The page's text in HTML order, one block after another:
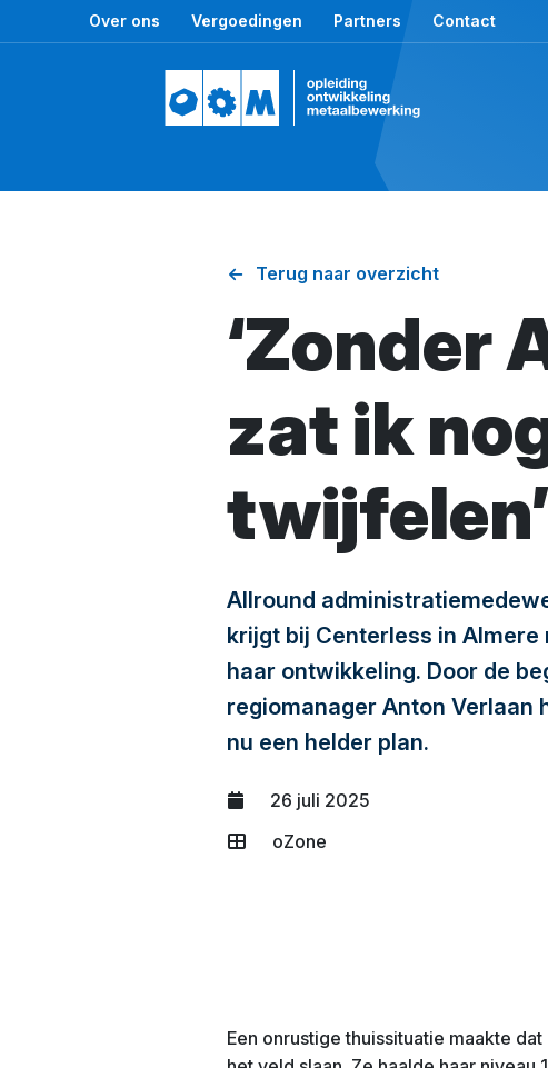
Over ons Vergoedingen Partners Contact
Terug naar overzicht
‘Zonder
zat ik
twijfelen’
Allround
krijgt bij Centerless in Almere
haar ontwikkeling. Door de
regiomanager Anton Verlaan
nu een helder plan.
26 juli 2025
oZone
Een onrustige thuissituatie maakte